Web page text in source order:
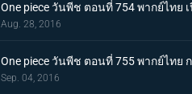
One piece วันพีช ตอนที่ 754 พากย์ไทย
Aug. 28, 2016
One piece วันพีช ตอนที่ 755 พากย์ไท
Sep. 04, 2016